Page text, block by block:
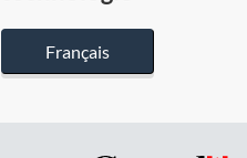
Français